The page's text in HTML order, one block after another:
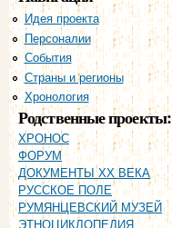
Идея проекта
Персоналии
События
Страны и регионы
Хронология
Родственные проекты:
ХРОНОС
ФОРУМ
ДОКУМЕНТЫ XX ВЕКА
РУССКОЕ ПОЛЕ
РУМЯНЦЕВСКИЙ МУЗЕЙ
ЭТНОЦИКЛОПЕДИЯ